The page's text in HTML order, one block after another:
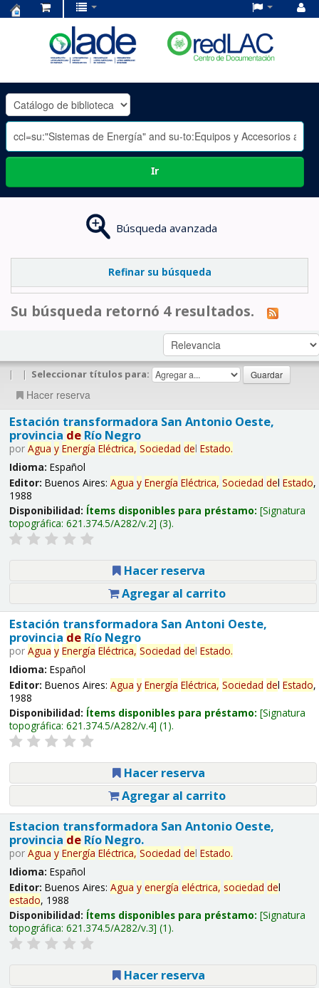
OLADE
-
Ir
Búsqueda avanzada
Refinar su búsqueda
Su búsqueda retornó 4 resultados.
| | Seleccionar títulos para:
Hacer reserva
Estación transformadora San Antonio Oeste,
provincia deRío Negro
por Agua y Energía Eléctrica, Sociedad del Estado.
Idioma: Español
Editor: Buenos Aires: Agua y Energía Eléctrica, Sociedad del Estado,
1988
Disponibilidad: Ítems disponibles para préstamo: Signatura
topográfica: 621.374.5/A282/v.2 (3).
Hacer reserva
Agregar al carrito
Estación transformadora San Antoni Oeste,
provincia deRío Negro
por Agua y Energía Eléctrica, Sociedad del Estado.
Idioma: Español
Editor: Buenos Aires: Agua y Energía Eléctrica, Sociedad del Estado,
1988
Disponibilidad: Ítems disponibles para préstamo: Signatura
topográfica: 621.374.5/A282/v.4 (1).
Hacer reserva
Agregar al carrito
Estacion transformadora San Antonio Oeste,
provincia deRío Negro.
por Agua y Energía Eléctrica, Sociedad del Estado.
Idioma: Español
Editor: Buenos Aires: Agua y energía eléctrica, sociedad del
estado, 1988
Disponibilidad: Ítems disponibles para préstamo: Signatura
topográfica: 621.374.5/A282/v.3 (1).
Hacer reserva